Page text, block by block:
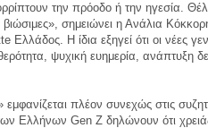
την πρόοδο ή την ηγεσία.
βιώσιμες», σημειώνει η Ανάλια
Ελλάδος. Η ίδια εξηγεί ότι οι νέες
ψυχική ευημερία, ανάπτυξη
πλέον συνεχώς στις
Ελλήνων Gen Z δηλώνουν ότι